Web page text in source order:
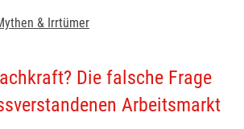
& Irrtümer
Die falsche Frage
Arbeitsmarkt